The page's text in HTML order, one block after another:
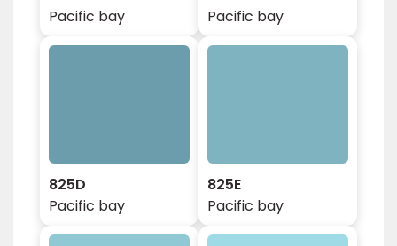
Pacific bay
Pacific bay
825D
Pacific bay
825E
Pacific bay